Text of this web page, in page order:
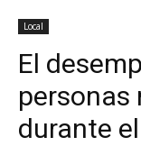
Local
El
personas
durante